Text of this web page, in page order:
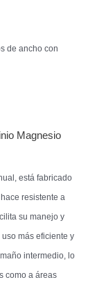
de ancho con
Magnesio
está fabricado
resistente a
su manejo y
más eficiente y
intermedio, lo
como a áreas